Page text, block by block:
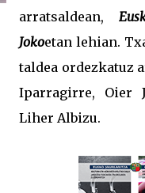
arratsaldean,
Jokoetan lehian.
taldea ordezkatuz
Iparragirre, Oier
Liher Albizu.